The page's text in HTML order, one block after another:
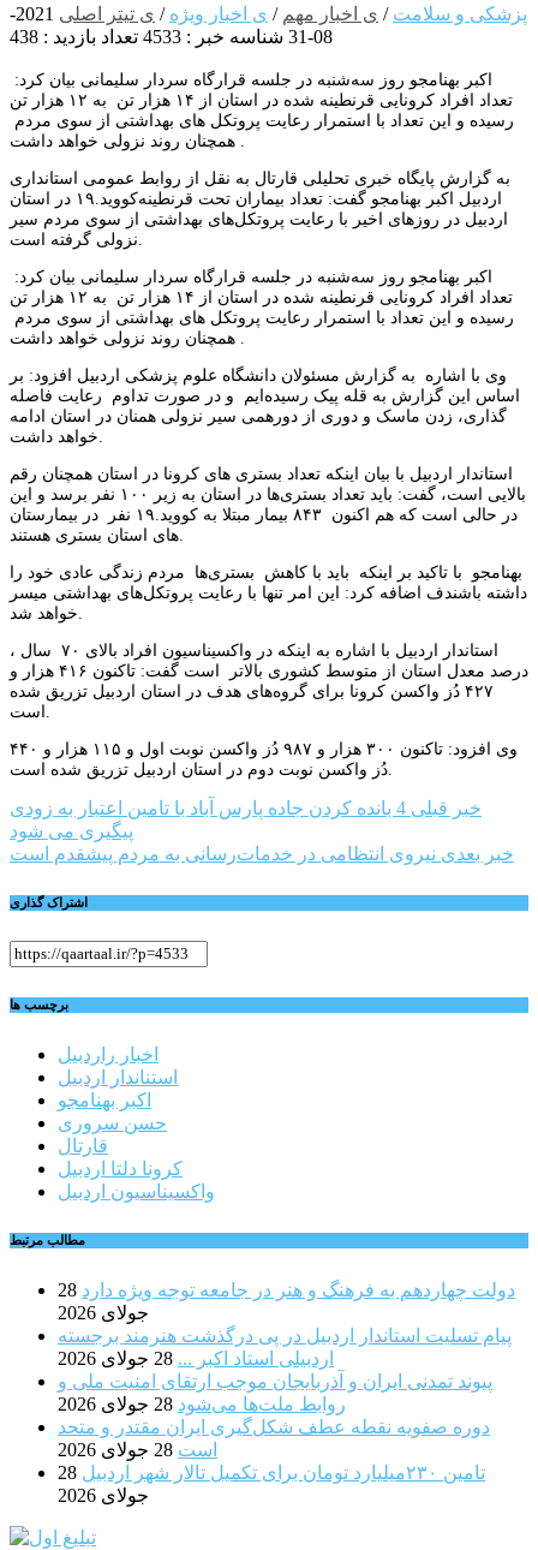
پزشکی و سلامت / ی اخبار مهم / ی اخبار ویژه / ی تیتر اصلی
2021-
08-31
شناسه خبر : 4533 تعداد بازدید : 438
تعداد افراد کرونایی قرنطینه شده در استان از ۱۴ هزار تن به ۱۲ هزار تن
رسیده و این تعداد با استمرار رعایت پروتکل های بهداشتی از سوی مردم
به گزارش پایگاه خبری تحلیلی قارتال به نقل از روابط عمومی استانداری
اردبیل اکبر بهنامجو گفت: تعداد بیماران تحت قرنطینه‌کووید.۱۹ در استان
اردبیل در روزهای اخیر با رعایت پروتکل‌های بهداشتی از سوی مردم سیر
تعداد افراد کرونایی قرنطینه شده در استان از ۱۴ هزار تن به ۱۲ هزار تن
رسیده و این تعداد با استمرار رعایت پروتکل های بهداشتی از سوی مردم
وی با اشاره به گزارش مسئولان دانشگاه علوم پزشکی اردبیل افزود: بر
اساس این گزارش به قله پیک رسیده‌ایم و در صورت تداوم رعایت فاصله
گذاری، زدن ماسک و دوری از دورهمی سیر نزولی همنان در استان ادامه
استاندار اردبیل با بیان اینکه تعداد بستری های کرونا در استان همچنان رقم
بالایی است، گفت: باید تعداد بستری‌ها در استان به زیر ۱۰۰ نفر برسد و این
در حالی است که هم اکنون ۸۴۳ بیمار مبتلا به کووید.۱۹ نفر در بیمارستان
بهنامجو با تاکید بر اینکه باید با کاهش بستری‌ها مردم زندگی عادی خود را
داشته باشندف اضافه کرد: این امر تنها با رعایت پروتکل‌های بهداشتی میسر
استاندار اردبیل با اشاره به اینکه در واکسیناسیون افراد بالای ۷۰ سال ،
درصد معدل استان از متوسط کشوری بالاتر است گفت: تاکنون ۴۱۶ هزار و
۴۲۷ دُز واکسن کرونا برای گروه‌های هدف در استان اردبیل تزریق شده
وی افزود: تاکنون ۳۰۰ هزار و ۹۸۷ دُز واکسن نوبت اول و ۱۱۵ هزار و ۴۴۰
راهبری
نوشته
خبر قبلی
4 بانده کردن جاده پارس آباد با تامین اعتبار به زودی
پیگیری می شود
خبر بعدی نیروی انتظامی در خدمات‌رسانی به مردم پیشقدم است
اشتراک گذاری
برچسب ها
اخبار راردبیل
استناندار اردبیل
اکبر بهنامجو
حسن سروری
قارتال
کرونا دلتا اردبیل
واکسیناسیون اردبیل
مطالب مرتبط
دولت چهاردهم به فرهنگ و هنر در جامعه توجه ویژه دارد 28
جولای 2026
پیام تسلیت استاندار اردبیل در پی درگذشت هنرمند برجسته
اردبیلی استاد اکبر ... 28 جولای 2026
پیوند تمدنی ایران و آذربایجان موجب ارتقای امنیت ملی و
روابط ملت‌ها می‌شود 28 جولای 2026
دوره صفویه نقطه عطف شکل‌گیری ایران مقتدر و متحد
است 28 جولای 2026
تامین ۲۳۰میلیارد تومان برای تکمیل تالار شهر اردبیل
28
جولای 2026